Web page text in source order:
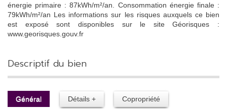
énergie primaire : 87kWh/m²/an. Consommation énergie finale :
79kWh/m²/an Les informations sur les risques auxquels ce bien
est exposé sont disponibles sur le site Géorisques :
www.georisques.gouv.fr
descriptif du bien
Général Détails + Copropriété